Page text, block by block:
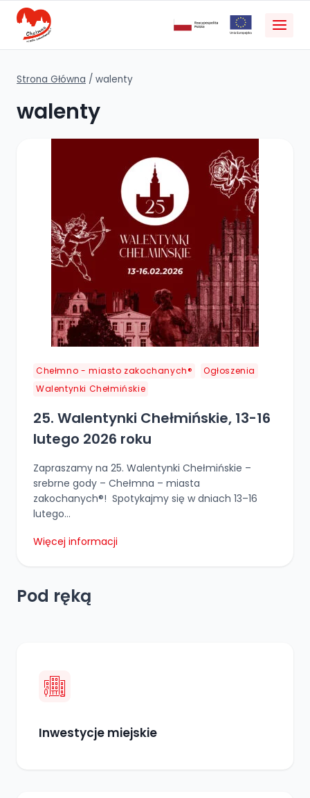
Strona Główna / walenty
walenty
Chełmno - miasto zakochanych®
Ogłoszenia
Walentynki Chełmińskie
25. Walentynki Chełmińskie, 13-16
lutego 2026 roku
Zapraszamy na 25. Walentynki Chełmińskie –
srebrne gody – Chełmna – miasta
zakochanych®! Spotykajmy się w dniach 13–16
lutego…
Więcej informacji
Pod ręką
Inwestycje miejskie